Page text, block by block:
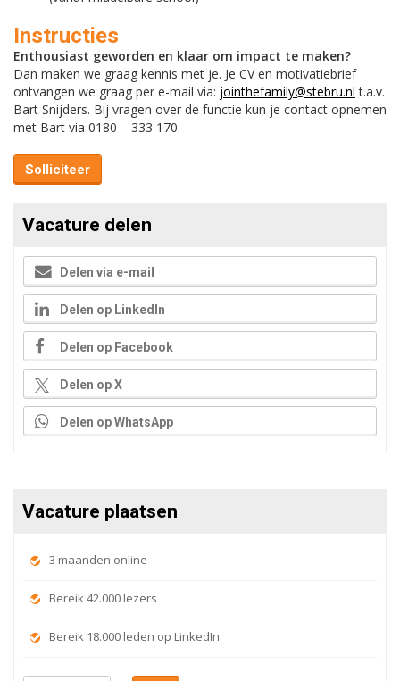
Instructies
Enthousiast geworden en klaar om impact te maken?
Dan maken we graag kennis met je. Je CV en motivatiebrief
ontvangen we graag per e-mail via: jointhefamily@stebru.nl t.a.v.
Bart Snijders. Bij vragen over de functie kun je contact opnemen
met Bart via 0180 – 333 170.
Solliciteer
Vacature delen
Delen via e-mail
Delen op LinkedIn
Delen op Facebook
Delen op X
Delen op WhatsApp
Vacature plaatsen
3 maanden online
Bereik 42.000 lezers
Bereik 18.000 leden op LinkedIn